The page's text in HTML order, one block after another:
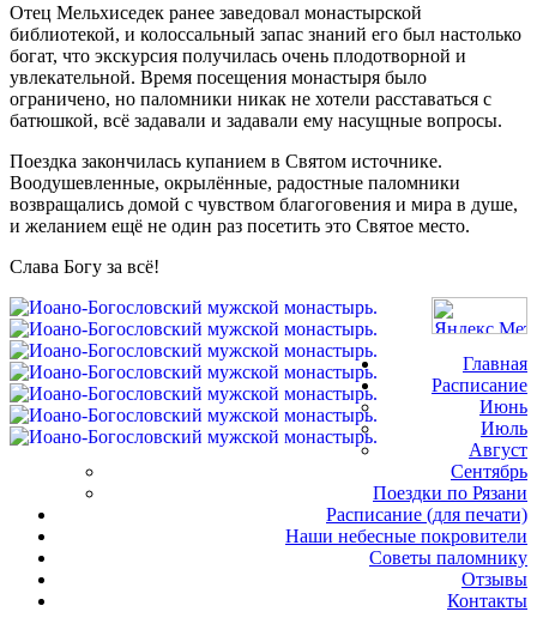
Отец Мельхиседек ранее заведовал монастырской
библиотекой, и колоссальный запас знаний его был настолько
богат, что экскурсия получилась очень плодотворной и
увлекательной. Время посещения монастыря было
ограничено, но паломники никак не хотели расставаться с
батюшкой, всё задавали и задавали ему насущные вопросы.
Поездка закончилась купанием в Святом источнике.
Воодушевленные, окрылённые, радостные паломники
возвращались домой с чувством благоговения и мира в душе,
и желанием ещё не один раз посетить это Святое место.
Слава Богу за всё!
Главная
Расписание
Июнь
Июль
Август
Сентябрь
Поездки по Рязани
Расписание (для печати)
Наши небесные покровители
Советы паломнику
Отзывы
Контакты